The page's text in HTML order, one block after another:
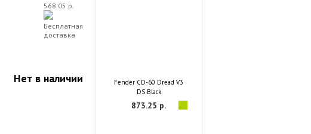
568.05 р.
Бесплатная
доставка
Нет в наличии
Fender CD-60 Dread V3
DS Black
873.25 р.